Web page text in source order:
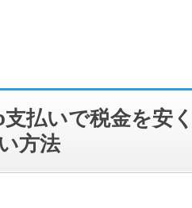
払いで税金を安
方法